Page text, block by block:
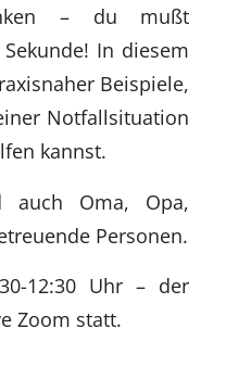
– du mußt
In diesem
Beispiele,
Notfallsituation
kannst.
auch Oma, Opa,
Personen.
12:30 Uhr – der
Zoom statt.